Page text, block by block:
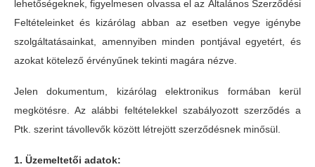
lehetőségeknek, figyelmesen olvassa el az Általános Szerződési
Feltételeinket és kizárólag abban az esetben vegye igénybe
szolgáltatásainkat, amennyiben minden pontjával egyetért, és
azokat kötelező érvényűnek tekinti magára nézve.
Jelen dokumentum, kizárólag elektronikus formában kerül
megkötésre. Az alábbi feltételekkel szabályozott szerződés a
Ptk. szerint távollevők között létrejött szerződésnek minősül.
1. Üzemeltetői adatok: